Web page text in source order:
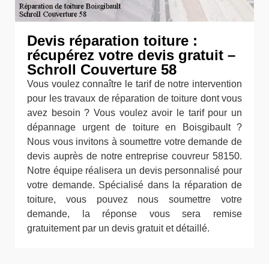
Devis réparation toiture :
récupérez votre devis gratuit –
Schroll Couverture 58
Vous voulez connaître le tarif de notre intervention
pour les travaux de réparation de toiture dont vous
avez besoin ? Vous voulez avoir le tarif pour un
dépannage urgent de toiture en Boisgibault ?
Nous vous invitons à soumettre votre demande de
devis auprès de notre entreprise couvreur 58150.
Notre équipe réalisera un devis personnalisé pour
votre demande. Spécialisé dans la réparation de
toiture, vous pouvez nous soumettre votre
demande, la réponse vous sera remise
gratuitement par un devis gratuit et détaillé.